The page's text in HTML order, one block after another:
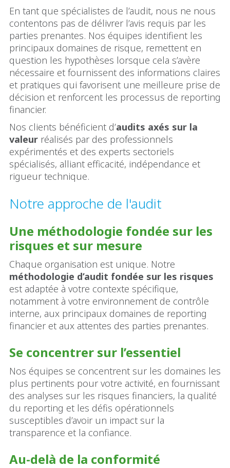
En tant que spécialistes de l’audit, nous ne nous
contentons pas de délivrer l’avis requis par les
parties prenantes. Nos équipes identifient les
principaux domaines de risque, remettent en
question les hypothèses lorsque cela s’avère
nécessaire et fournissent des informations claires
et pratiques qui favorisent une meilleure prise de
décision et renforcent les processus de reporting
financier.
Nos clients bénéficient d’audits axés sur la
valeur réalisés par des professionnels
expérimentés et des experts sectoriels
spécialisés, alliant efficacité, indépendance et
rigueur technique.
Notre approche de l'audit
Une méthodologie fondée sur les
risques et sur mesure
Chaque organisation est unique. Notre
méthodologie d’audit fondée sur les risques
est adaptée à votre contexte spécifique,
notamment à votre environnement de contrôle
interne, aux principaux domaines de reporting
financier et aux attentes des parties prenantes.
Se concentrer sur l’essentiel
Nos équipes se concentrent sur les domaines les
plus pertinents pour votre activité, en fournissant
des analyses sur les risques financiers, la qualité
du reporting et les défis opérationnels
susceptibles d’avoir un impact sur la
transparence et la confiance.
Au-delà de la conformité